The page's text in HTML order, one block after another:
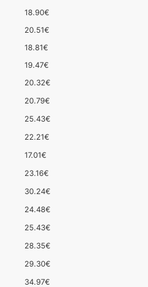
18.90€
20.51€
18.81€
19.47€
20.32€
20.79€
25.43€
22.21€
17.01€
23.16€
30.24€
24.48€
25.43€
28.35€
29.30€
34.97€